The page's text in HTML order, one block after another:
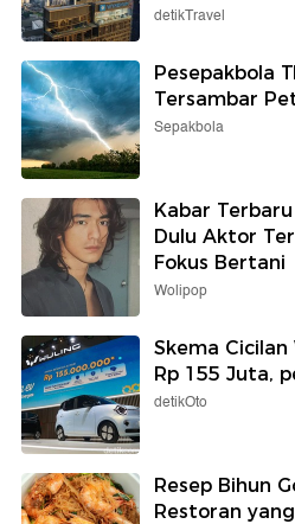
detikTravel
Pesepakbola
Tersambar
Sepakbola
Kabar
Dulu Aktor
Fokus Bertani
Wolipop
Skema
Rp 155 Juta,
detikOto
Resep Bihun
Restoran